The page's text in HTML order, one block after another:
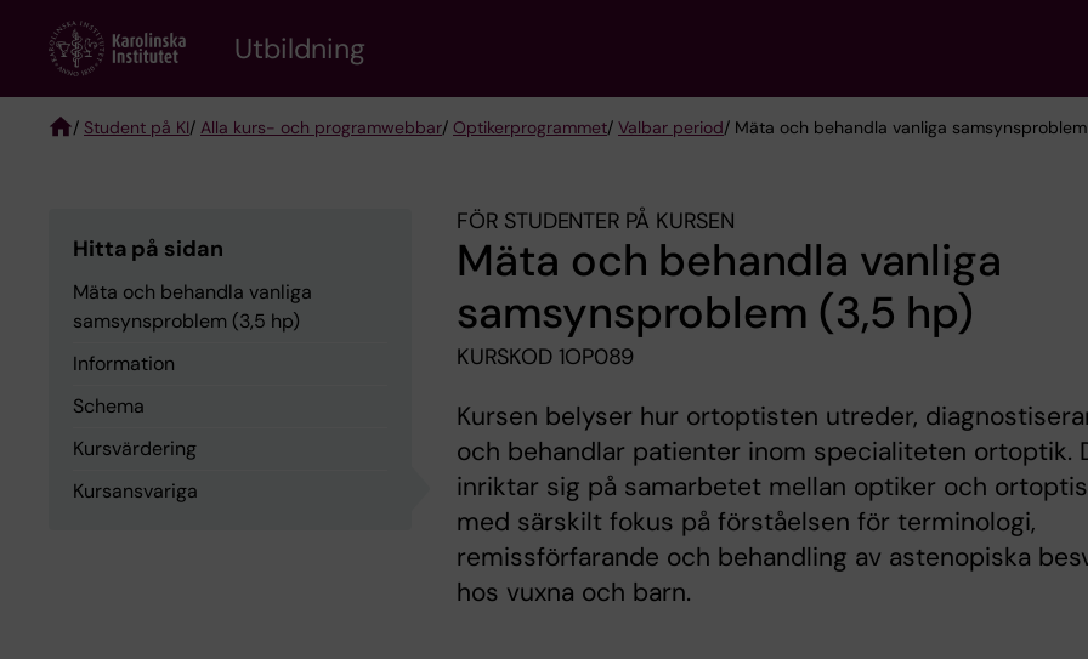
content
Utbildning
/ Student på KI/ Alla kurs- och programwebbar/ Optikerprogrammet/ Valbar period/ Mäta och behandla vanliga samsynsproblem
Hitta på sidan
Mäta och behandla vanliga
samsynsproblem (3,5 hp)
Information
Schema
Kursvärdering
Kursansvariga
FÖR STUDENTER PÅ KURSEN
Mäta och behandla vanliga
samsynsproblem (3,5 hp)
KURSKOD 1OP089
Kursen belyser hur ortoptisten utreder,
och behandlar patienter inom specialiteten ortoptik.
inriktar sig på samarbetet mellan optiker och
med särskilt fokus på förståelsen för terminologi,
remissförfarande och behandling av astenopiska
hos vuxna och barn.